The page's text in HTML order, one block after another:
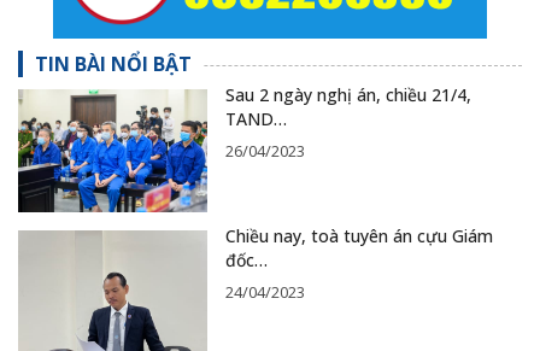
TIN BÀI NỔI BẬT
Sau 2 ngày nghị án, chiều 21/4,
TAND…
26/04/2023
Chiều nay, toà tuyên án cựu Giám
đốc…
24/04/2023